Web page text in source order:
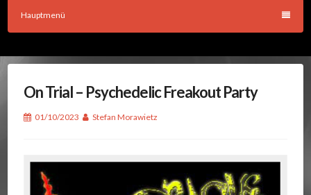
Hauptmenü
On Trial – Psychedelic Freakout Party
01/10/2023 Stefan Morawietz